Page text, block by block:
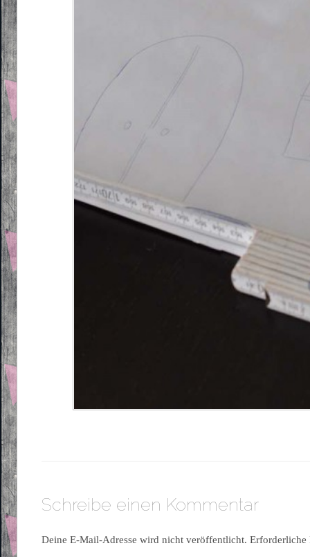
Schreibe einen Kommentar
Deine E-Mail-Adresse wird nicht veröffentlicht.